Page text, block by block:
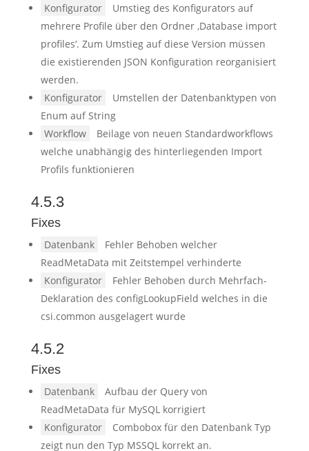
Konfigurator
Umstieg des Konfigurators auf
mehrere Profile über den Ordner ‚Database import
profiles‘. Zum Umstieg auf diese Version müssen
die existierenden JSON Konfiguration reorganisiert
werden.
Konfigurator
Umstellen der Datenbanktypen von
Enum auf String
Workflow
Beilage von neuen Standardworkflows
welche unabhängig des hinterliegenden Import
Profils funktionieren
4.5.3
Fixes
Datenbank
Fehler Behoben welcher
ReadMetaData mit Zeitstempel verhinderte
Konfigurator
Fehler Behoben durch Mehrfach-
Deklaration des configLookupField welches in die
csi.common ausgelagert wurde
4.5.2
Fixes
Datenbank
Aufbau der Query von
ReadMetaData für MySQL korrigiert
Konfigurator
Combobox für den Datenbank Typ
zeigt nun den Typ MSSQL korrekt an.